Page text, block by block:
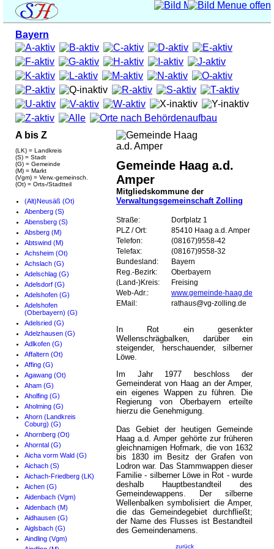
Bayern
A bis Z
(LK) = Landkreis
(S) = Stadt
(G) = Gemeinde
(M) = Markt
(Vgm) = Verw.-gemeinsch.
(Ot) = Orts-/Stadtteil
(Alt)Neusäß (Ot)
Abenberg (S)
Abensberg (S)
Absberg (M)
Abtswind (M)
Achsheim (Ot)
Achslach (G)
Adelschlag (G)
Adelsdorf (G)
Adelshofen (G)
Adelshofen
(Oberbayern) (G)
Adelsried (G)
Adelzhausen (G)
Adlkofen (G)
Affaltern (Ot)
Affing (G)
Agawang (Ot)
Aham (G)
Aholfing (G)
Aholming (G)
Ahorn (Landkreis
Coburg) (G)
Ahornberg (Ot)
Ahorntal (G)
Aicha vorm Wald (G)
Aichach (S)
Aichach-Friedberg (LK)
Aichen (G)
Aidenbach (Vgm)
Aidenbach (M)
Aidhausen (G)
Aiglsbach (G)
Aindling (Vgm)
Gemeinde Haag a.d.
Amper
Mitgliedskommune der
Verwaltungsgemeinschaft Zolling
Straße:
Dorfplatz 1
PLZ / Ort:
85410 Haag a.d. Amper
Telefon:
(08167)9558-42
Telefax:
(08167)9558-32
Bundesland:
Bayern
Reg.-Bezirk:
Oberbayern
(Land-)Kreis:
Freising
Web-Adr.:
www.gemeinde-haag.de
EMail:
rathaus@vg-zolling.de
In Rot ein gesenkter
Wellenschrägbalken, darüber ein
steigender, herschauender, silberner
Löwe.
Im Jahr 1977 beschloss der
Gemeinderat von Haag an der Amper,
ein eigenes Wappen zu führen. Die
Regierung von Oberbayern erteilte
hierzu die Genehmigung.
Das Gebiet der heutigen Gemeinde
Haag a.d. Amper gehörte zur früheren
gleichnamigen Hofmark, die von 1632
bis 1830 im Besitz der Grafen von
Lodron war. Das Stammwappen dieser
Familie - silberner Löwe in Rot - wurde
deshalb Hauptbestandteil des
Gemeindewappens. Der silberne
Wellenbalken symbolisiert die Amper,
die das Gemeindegebiet durchfließt;
der Name des Flusses ist Bestandteil
des Gemeindenamens.
zurück